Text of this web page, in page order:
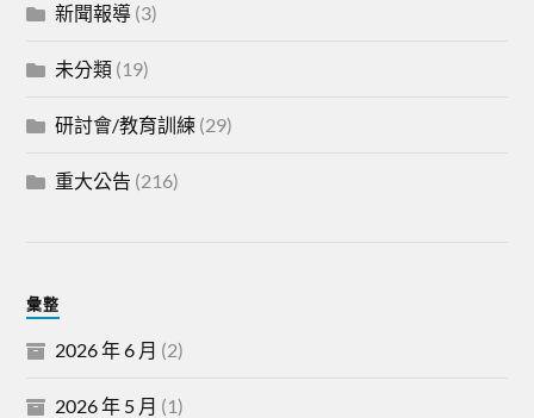
新聞報導 (3)
未分類 (19)
研討會/教育訓練 (29)
重大公告 (216)
彙整
2026 年 6 月 (2)
2026 年 5 月 (1)